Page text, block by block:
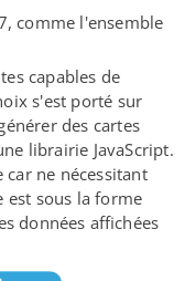
comme l'ensemble
capables de
s'est porté sur
des cartes
librairie JavaScript.
car ne nécessitant
est sous la forme
données affichées